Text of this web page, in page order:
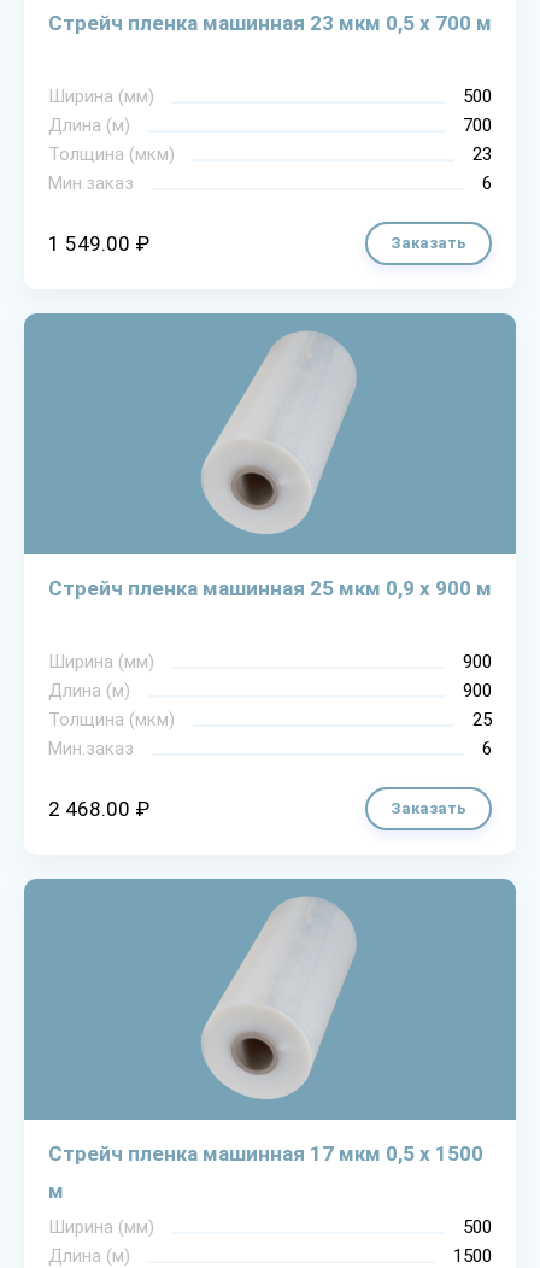
Стрейч пленка машинная 23 мкм 0,5 х 700 м
Ширина (мм)
500
Длина (м)
700
Толщина (мкм)
23
Мин.заказ
6
1 549.00 ₽ Заказать
Стрейч пленка машинная 25 мкм 0,9 х 900 м
Ширина (мм)
900
Длина (м)
900
Толщина (мкм)
25
Мин.заказ
6
2 468.00 ₽ Заказать
Стрейч пленка машинная 17 мкм 0,5 х 1500
м
Ширина (мм)
500
Длина (м)
1500